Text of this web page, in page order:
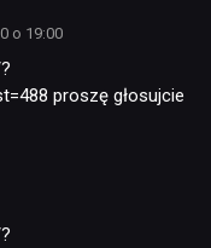
o 19:00
proszę głosujcie